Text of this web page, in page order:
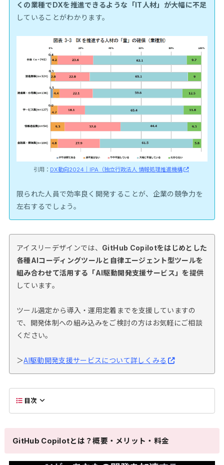
くの業種でDXを推進できるような「IT人材」が大幅に不足
していることがわかります。
引用： DX動向2024｜IPA（独立行政法人 情報処理推進機構
限られた人員で効率良く開発することが、企業の競争力を
左右するでしょう。
アイスリーデザインでは、 GitHub Copilotをはじめとした
各種AIコーディングツールと自律エージェント型ツールを
組み合わせて活用する「AI駆動開発支援サービス」を提供
しています。
ツール選定から導入・運用定着までを支援していますの
で、開発体制への組み込みをご検討の方はお気軽にご相談
ください。
＞AI駆動開発支援サービスについて詳しくみる
目次
GitHub Copilotとは？概要・メリット・料金